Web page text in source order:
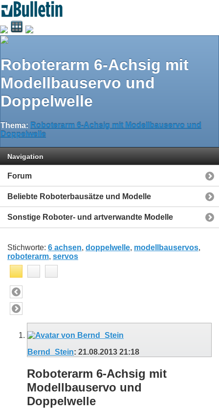
Roboterarm 6-Achsig mit
Modellbauservo und
Doppelwelle
Thema: Roboterarm 6-Achsig mit Modellbauservo und
Doppelwelle
Navigation
Forum
Beliebte Roboterbausätze und Modelle
Sonstige Roboter- und artverwandte Modelle
Stichworte: 6 achsen, doppelwelle, modellbauservos,
roboterarm, servos
Bernd_Stein: 21.08.2013 21:18
Roboterarm 6-Achsig mit
Modellbauservo und
Doppelwelle